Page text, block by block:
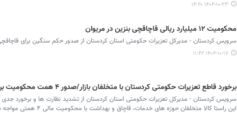
۱۴۰۴-۱۰-۲۳ ۱۴:۲۰
محکومیت ۱۲ میلیارد ریالی قاچاقچی بنزین در مریوان
سرویس کردستان - مدیرکل تعزیرات حکومتی استان کردستان از صدور حکم سنگین برای
۱۴۰۴-۱۰-۱۷ ۱۱:۴۲
برخورد قاطع تعزیرات حکومتی کردستان با متخلفان بازار/صدور ۴ همت محکومیت برای متخلفان
سرویس کردستان - مدیرکل تعزیرات حکومتی استان کردستان از تشدید نظارت ها و برخورد جدی
این راستا کالا متخلفان حوزه های خدمات، قاچاق و بهداشت با محکومیت مالی ۴ همتی مواجه شدند.